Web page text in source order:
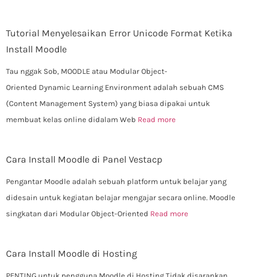
Tutorial Menyelesaikan Error Unicode Format Ketika
Install Moodle
Tau nggak Sob, MOODLE atau Modular Object-
Oriented Dynamic Learning Environment adalah sebuah CMS
(Content Management System) yang biasa dipakai untuk
membuat kelas online didalam Web Read more
Cara Install Moodle di Panel Vestacp
Pengantar Moodle adalah sebuah platform untuk belajar yang
didesain untuk kegiatan belajar mengajar secara online. Moodle
singkatan dari Modular Object-Oriented Read more
Cara Install Moodle di Hosting